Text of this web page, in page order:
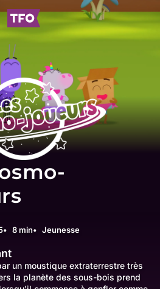
8 min Jeunesse
un moustique extraterrestre très
la planète des sous-bois prend